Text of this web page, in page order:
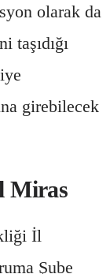
olarak da
girebilecek
Miras
İl
Şube